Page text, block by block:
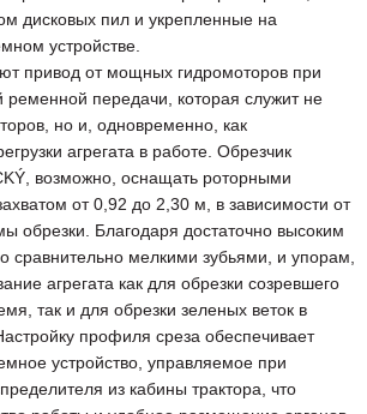
дисковых пил и укрепленные на
устройстве.
привод от мощных гидромоторов при
передачи, которая служит не
но и, одновременно, как
агрегата в работе. Обрезчик
возможно, оснащать роторными
от 0,92 до 2,30 м, в зависимости от
обрезки. Благодаря достаточно высоким
сравнительно мелкими зубьями, и упорам,
агрегата как для обрезки созревшего
так и для обрезки зеленых веток в
профиля среза обеспечивает
устройство, управляемое при
из кабины трактора, что